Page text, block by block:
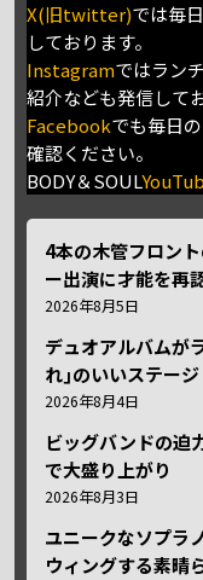
X(旧twitter)では毎
しております。
Instagramではラン
紹介なども発信して
Facebookでも毎日
確認ください。
BODY＆SOUL
4本の木管フロン
ー出演に才能を再
2026年8月5日
デュオアルバムが
れ｣のいいステージ
2026年8月4日
ビッグバンドの迫
で大盛り上がり
2026年8月3日
ユニークなソプラ
ウィングする素晴